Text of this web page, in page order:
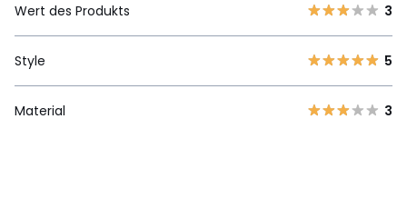
Wert des Produkts
3
Style 5
Material 3